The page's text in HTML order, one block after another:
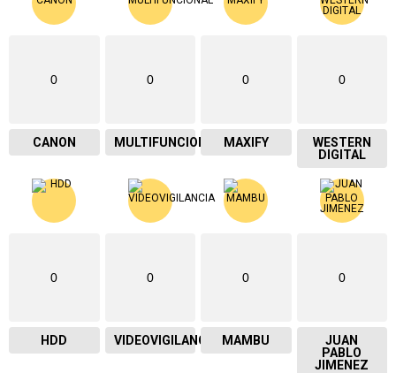
0
CANON
0
MULTIFUNCIONAL
0
MAXIFY
0
WESTERN
DIGITAL
0
HDD
0
VIDEOVIGILANCIA
0
MAMBU
0
JUAN
PABLO
JIMENEZ